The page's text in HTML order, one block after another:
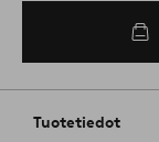
Tuotetiedot